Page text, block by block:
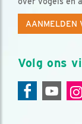
AANMELDEN
Volg ons